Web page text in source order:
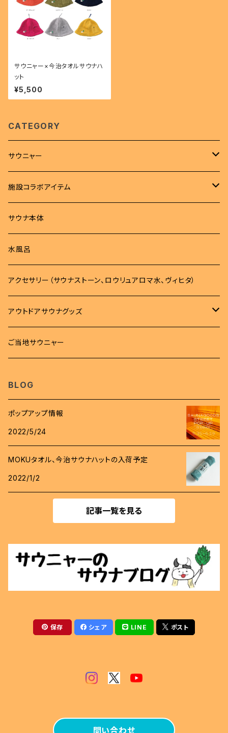
サウニャー×今治タオルサウナハ
ット
¥5,500
CATEGORY
サウニャー
アパレル
Tシャツ
ロンT
サウナハット
サウナマット
バッグ
バッグ
サコッシュ
タオル
MOKUタオル
雑貨
キーホルダー
バッジ
ワッペン
ぬいぐるみ
施設コラボアイテム
Tシャツ
サウナハット
タオル
雑貨
サウナマット
サウナ本体
水風呂
アクセサリー（サウナストーン、ロウリュアロマ水、ヴィヒタ）
アウトドアサウナグッズ
柄杓
斧
テントサウナ
サウナベンチ
火ばさみ
ご当地サウニャー
BLOG
ポップアップ情報
2022/5/24
MOKUタオル、今治サウナハットの入荷予定
2022/1/2
記事一覧を見る
保存 シェア LINE ポスト
問い合わせ